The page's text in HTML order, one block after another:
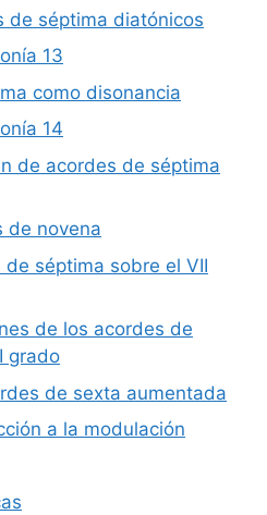
de séptima diatónicos
13
como disonancia
14
de acordes de séptima
de novena
de séptima sobre el VII
de los acordes de
grado
de sexta aumentada
a la modulación